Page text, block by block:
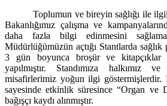
Toplumun ve bireyin sağlığı ile
Bakanlığımız çalışma ve
daha fazla bilgi edinmesini
Müdürlüğümüzün açtığı Stantlarda sağlık
3 gün boyunca broşür ve kitapçıklar
yapılmıştır. Standımıza halkımız
misafirlerimiz yoğun ilgi göstermişlerdir.
sayesinde etkinlik süresince “Organ ve
bağışçı kaydı alınmıştır.